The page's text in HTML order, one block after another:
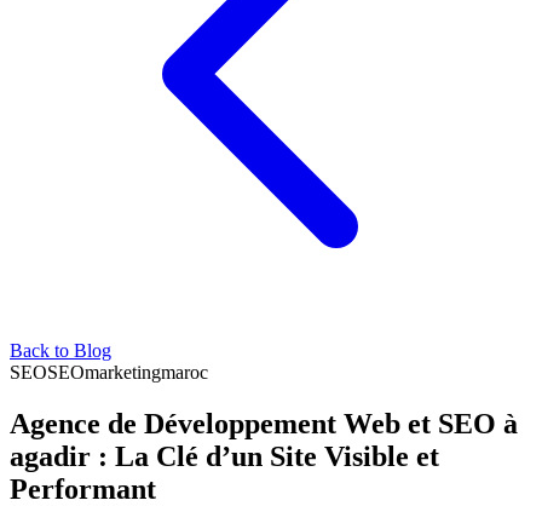
Back to Blog
SEOSEOmarketingmaroc
Agence de Développement Web et SEO à
agadir : La Clé d’un Site Visible et
Performant